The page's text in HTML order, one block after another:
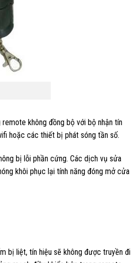
không đồng bộ với bộ nhận tín
hoặc các thiết bị phát sóng tần số.
bị lỗi phần cứng. Các dịch vụ sửa
khôi phục lại tính năng đóng mở cửa
bị liệt, tín hiệu sẽ không được truyền đi